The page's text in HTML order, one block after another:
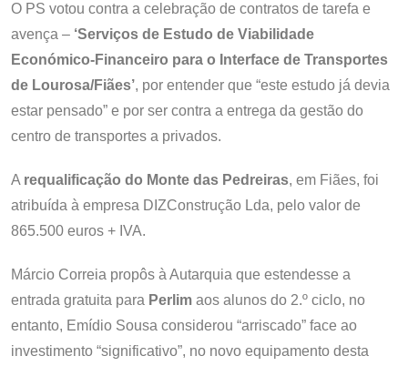
O PS votou contra a celebração de contratos de tarefa e
avença – ‘Serviços de Estudo de Viabilidade
Económico-Financeiro para o Interface de Transportes
de Lourosa/Fiães’, por entender que “este estudo já devia
estar pensado” e por ser contra a entrega da gestão do
centro de transportes a privados.
A requalificação do Monte das Pedreiras, em Fiães, foi
atribuída à empresa DIZConstrução Lda, pelo valor de
865.500 euros + IVA.
Márcio Correia propôs à Autarquia que estendesse a
entrada gratuita para Perlim aos alunos do 2.º ciclo, no
entanto, Emídio Sousa considerou “arriscado” face ao
investimento “significativo”, no novo equipamento desta